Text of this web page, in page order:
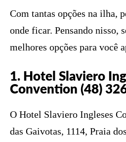
Com tantas opções na ilha,
onde ficar. Pensando nisso,
melhores opções para você
1. Hotel Slaviero
Convention (48)
O Hotel Slaviero Ingleses
das Gaivotas, 1114, Praia